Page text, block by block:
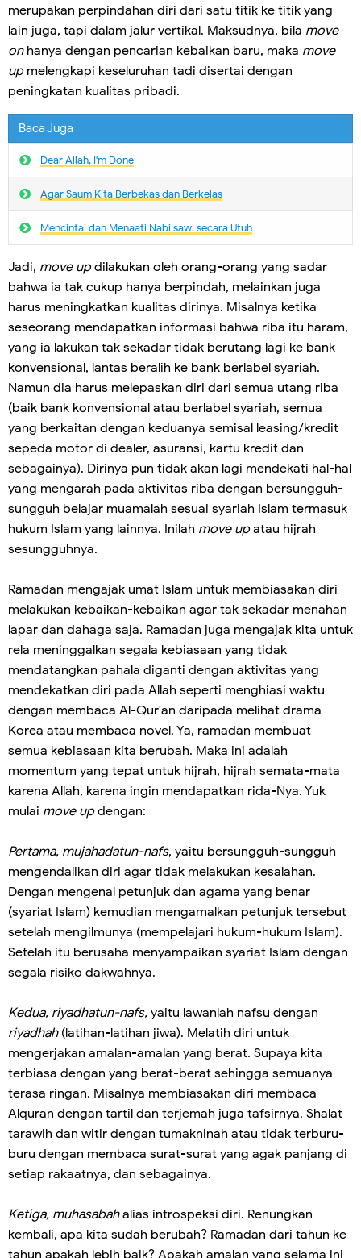
merupakan perpindahan diri dari satu titik ke titik yang
lain juga, tapi dalam jalur vertikal. Maksudnya, bila move
onhanya dengan pencarian kebaikan baru, maka move
up melengkapi keseluruhan tadi disertai dengan
peningkatan kualitas pribadi.
Baca Juga
Dear Allah, I'm Done
Agar Saum Kita Berbekas dan Berkelas
Mencintai dan Menaati Nabi saw. secara Utuh
Jadi, move updilakukan oleh orang-orang yang sadar
bahwa ia tak cukup hanya berpindah, melainkan juga
harus meningkatkan kualitas dirinya. Misalnya ketika
seseorang mendapatkan informasi bahwa riba itu haram,
yang ia lakukan tak sekadar tidak berutang lagi ke bank
konvensional, lantas beralih ke bank berlabel syariah.
Namun dia harus melepaskan diri dari semua utang riba
(baik bank konvensional atau berlabel syariah, semua
yang berkaitan dengan keduanya semisal leasing/kredit
sepeda motor di dealer, asuransi, kartu kredit dan
sebagainya). Dirinya pun tidak akan lagi mendekati hal-hal
yang mengarah pada aktivitas riba dengan bersungguh-
sungguh belajar muamalah sesuai syariah Islam termasuk
hukum Islam yang lainnya. Inilah move upatau hijrah
sesungguhnya.
Ramadan mengajak umat Islam untuk membiasakan diri
melakukan kebaikan-kebaikan agar tak sekadar menahan
lapar dan dahaga saja. Ramadan juga mengajak kita untuk
rela meninggalkan segala kebiasaan yang tidak
mendatangkan pahala diganti dengan aktivitas yang
mendekatkan diri pada Allah seperti menghiasi waktu
dengan membaca Al-Qur'an daripada melihat drama
Korea atau membaca novel. Ya, ramadan membuat
semua kebiasaan kita berubah. Maka ini adalah
momentum yang tepat untuk hijrah, hijrah semata-mata
karena Allah, karena ingin mendapatkan rida-Nya. Yuk
mulai move updengan:
Pertama, mujahadatun-nafs, yaitu bersungguh-sungguh
mengendalikan diri agar tidak melakukan kesalahan.
Dengan mengenal petunjuk dan agama yang benar
(syariat Islam) kemudian mengamalkan petunjuk tersebut
setelah mengilmunya (mempelajari hukum-hukum Islam).
Setelah itu berusaha menyampaikan syariat Islam dengan
segala risiko dakwahnya.
Kedua, riyadhatun-nafs, yaitu lawanlah nafsu dengan
riyadhah(latihan-latihan jiwa). Melatih diri untuk
mengerjakan amalan-amalan yang berat. Supaya kita
terbiasa dengan yang berat-berat sehingga semuanya
terasa ringan. Misalnya membiasakan diri membaca
Alquran dengan tartil dan terjemah juga tafsirnya. Shalat
tarawih dan witir dengan tumakninah atau tidak terburu-
buru dengan membaca surat-surat yang agak panjang di
setiap rakaatnya, dan sebagainya.
Ketiga, muhasabahalias introspeksi diri. Renungkan
kembali, apa kita sudah berubah? Ramadan dari tahun ke